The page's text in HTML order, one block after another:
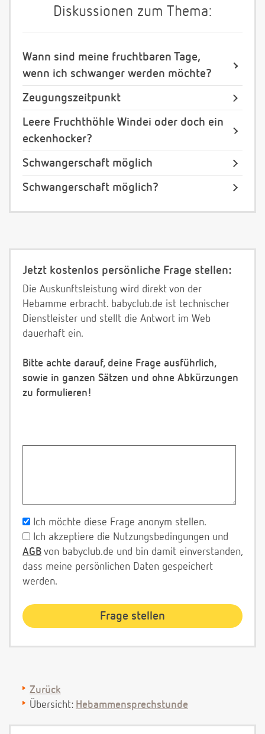
Diskussionen zum Thema:
Wann sind meine fruchtbaren Tage,
wenn ich schwanger werden möchte?
Zeugungszeitpunkt
Leere Fruchthöhle Windei oder doch ein
eckenhocker?
Schwangerschaft möglich
Schwangerschaft möglich?
Jetzt kostenlos persönliche Frage stellen:
Die Auskunftsleistung wird direkt von der
Hebamme erbracht. babyclub.de ist technischer
Dienstleister und stellt die Antwort im Web
dauerhaft ein.
Bitte achte darauf, deine Frage ausführlich,
sowie in ganzen Sätzen und ohne Abkürzungen
zu formulieren!
Ich möchte diese Frage anonym stellen.
Ich akzeptiere die Nutzungsbedingungen und
AGB von babyclub.de und bin damit einverstanden,
dass meine persönlichen Daten gespeichert
werden.
Zurück
Übersicht: Hebammensprechstunde